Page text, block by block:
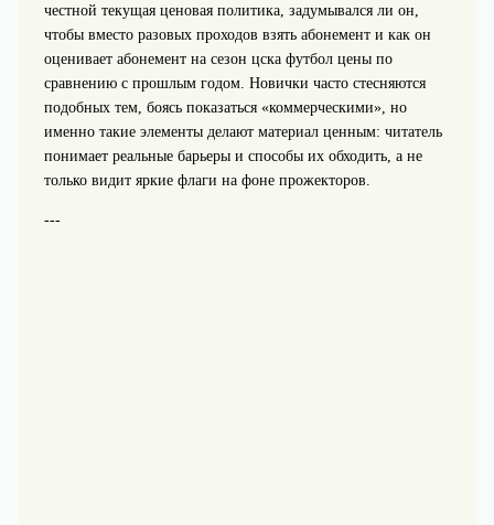
честной текущая ценовая политика, задумывался ли он,
чтобы вместо разовых проходов взять абонемент и как он
оценивает абонемент на сезон цска футбол цены по
сравнению с прошлым годом. Новички часто стесняются
подобных тем, боясь показаться «коммерческими», но
именно такие элементы делают материал ценным: читатель
понимает реальные барьеры и способы их обходить, а не
только видит яркие флаги на фоне прожекторов.
---